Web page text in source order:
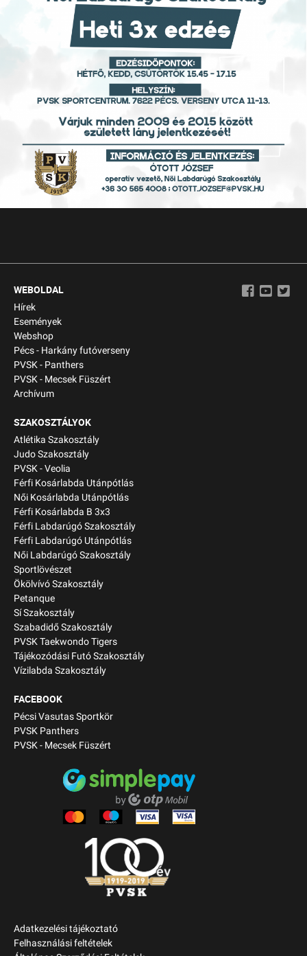
WEBOLDAL
Hírek
Események
Webshop
Pécs - Harkány futóverseny
PVSK - Panthers
PVSK - Mecsek Füszért
Archívum
SZAKOSZTÁLYOK
Atlétika Szakosztály
Judo Szakosztály
PVSK - Veolia
Férfi Kosárlabda Utánpótlás
Női Kosárlabda Utánpótlás
Férfi Kosárlabda B 3x3
Férfi Labdarúgó Szakosztály
Férfi Labdarúgó Utánpótlás
Női Labdarúgó Szakosztály
Sportlövészet
Ökölvívó Szakosztály
Petanque
Sí Szakosztály
Szabadidő Szakosztály
PVSK Taekwondo Tigers
Tájékozódási Futó Szakosztály
Vízilabda Szakosztály
FACEBOOK
Pécsi Vasutas Sportkör
PVSK Panthers
PVSK - Mecsek Füszért
Adatkezelési tájékoztató
Felhasználási feltételek